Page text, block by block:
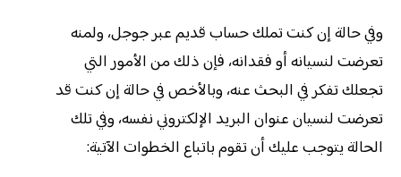
وفي حالة إن كنت تملك حساب قديم عبر جوجل، ولمنه
تعرضت لنسيانه أو فقدانه، فإن ذلك من الأمور التي
تجعلك تفكر في البحث عنه، وبالأخص في حالة إن كنت قد
تعرضت لنسيان عنوان البريد الإلكتروني نفسه، وفي تلك
الحالة يتوجب عليك أن تقوم باتباع الخطوات الآتية: